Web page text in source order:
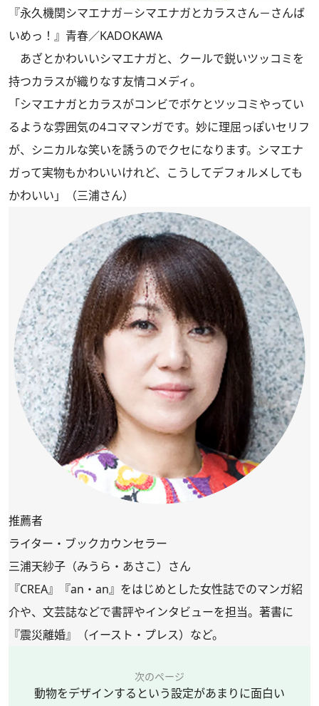
『永久機関シマエナガ－シマエナガとカラスさん－さんば
いめっ！』青春／KADOKAWA
あざとかわいいシマエナガと、クールで鋭いツッコミを
持つカラスが織りなす友情コメディ。
「シマエナガとカラスがコンビでボケとツッコミやってい
るような雰囲気の4コママンガです。妙に理屈っぽいセリフ
が、シニカルな笑いを誘うのでクセになります。シマエナ
ガって実物もかわいいけれど、こうしてデフォルメしても
かわいい」（三浦さん）
推薦者
ライター・ブックカウンセラー
三浦天紗子（みうら・あさこ）さん
『CREA』『an・an』をはじめとした女性誌でのマンガ紹
介や、文芸誌などで書評やインタビューを担当。著書に
『震災離婚』（イースト・プレス）など。
次のページ
動物をデザインするという設定があまりに面白い